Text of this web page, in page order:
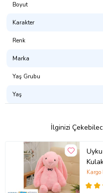
Nostaljik çizgi filmi olan Nils
Morton artık çocuğunuzun da
Uçan Kaz Morton Pleuş Uyku
kullanılmaktadır.Üretim
teste tabi
sertifikasına sahiptir.Makinada
kurutmayınız. Ağartıcı
kcs608062636
Boyut
Karakter
Renk
Marka
Yaş Grubu
Yaş
İlginizi
Kargo